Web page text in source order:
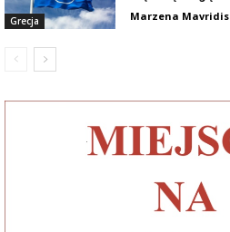
Grecja Marzena Mavridis